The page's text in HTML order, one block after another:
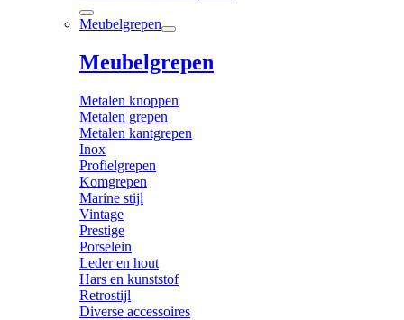
Meubelgrepen
Meubelgrepen
Metalen knoppen
Metalen grepen
Metalen kantgrepen
Inox
Profielgrepen
Komgrepen
Marine stijl
Vintage
Prestige
Porselein
Leder en hout
Hars en kunststof
Retrostijl
Diverse accessoires